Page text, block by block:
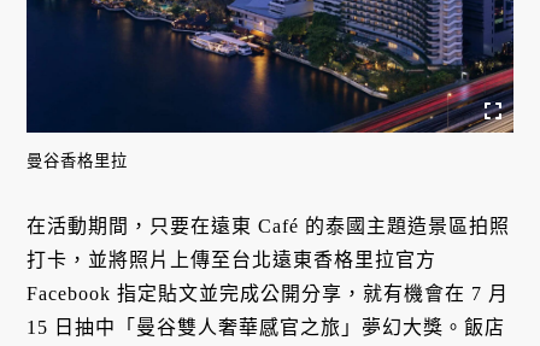
曼谷香格里拉
在活動期間，只要在遠東 Café 的泰國主題造景區拍照
打卡，並將照片上傳至台北遠東香格里拉官方
Facebook 指定貼文並完成公開分享，就有機會在 7 月
15 日抽中「曼谷雙人奢華感官之旅」夢幻大獎。飯店